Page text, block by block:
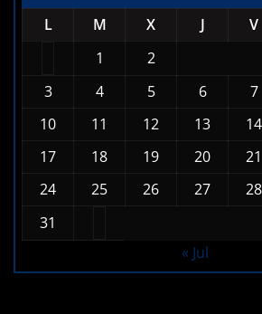
L
M X J V
1
2
3
4 5 6 7
10
11 12 13 14
17
18 19 20 21
24
25 26 27 28
31
« Jul